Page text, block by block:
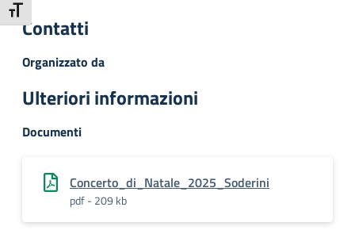
Attiva/disattiva dimensione testo
Contatti
Organizzato da
Ulteriori informazioni
Documenti
Concerto_di_Natale_2025_Soderini
pdf - 209 kb